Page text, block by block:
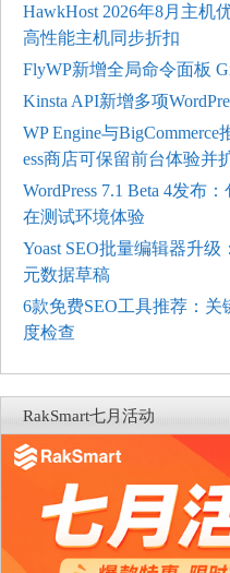
HawkHost 2026年8月主机
高性能主机同步折扣
FlyWP新增全局命令面板
Kinsta API新增多项
WP Engine与BigCommerce
ess商店可保留前台体验并
WordPress 7.1 Beta 4发布
在测试环境体验
Yoast SEO批量编辑器升
元数据草稿
6款免费SEO工具推荐：
度检查
RakSmart七月活动